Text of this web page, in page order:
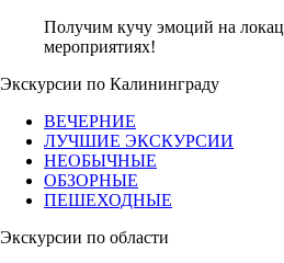
Получим кучу эмоций на
мероприятиях!
Экскурсии по Калининграду
ВЕЧЕРНИЕ
ЛУЧШИЕ ЭКСКУРСИИ
НЕОБЫЧНЫЕ
ОБЗОРНЫЕ
ПЕШЕХОДНЫЕ
Экскурсии по области